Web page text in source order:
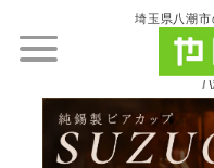
埼玉県八潮